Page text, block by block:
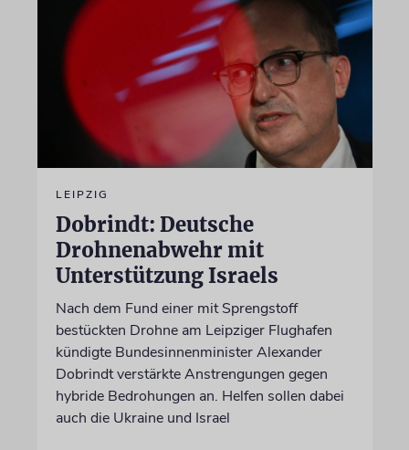
LEIPZIG
Dobrindt: Deutsche
Drohnenabwehr mit
Unterstützung Israels
Nach dem Fund einer mit Sprengstoff
bestückten Drohne am Leipziger Flughafen
kündigte Bundesinnenminister Alexander
Dobrindt verstärkte Anstrengungen gegen
hybride Bedrohungen an. Helfen sollen dabei
auch die Ukraine und Israel